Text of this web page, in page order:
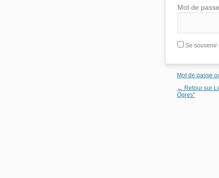
Mot de passe
Se souvenir
Mot de passe
← Retour sur
Ogres"